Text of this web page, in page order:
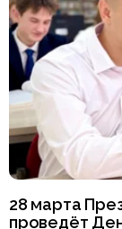
28 марта
проведёт